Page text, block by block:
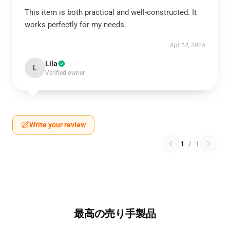
This item is both practical and well-constructed. It
works perfectly for my needs.
Apr 14, 2025
L Lila
Verified owner
Write your review
1 / 1
最高の売り手製品